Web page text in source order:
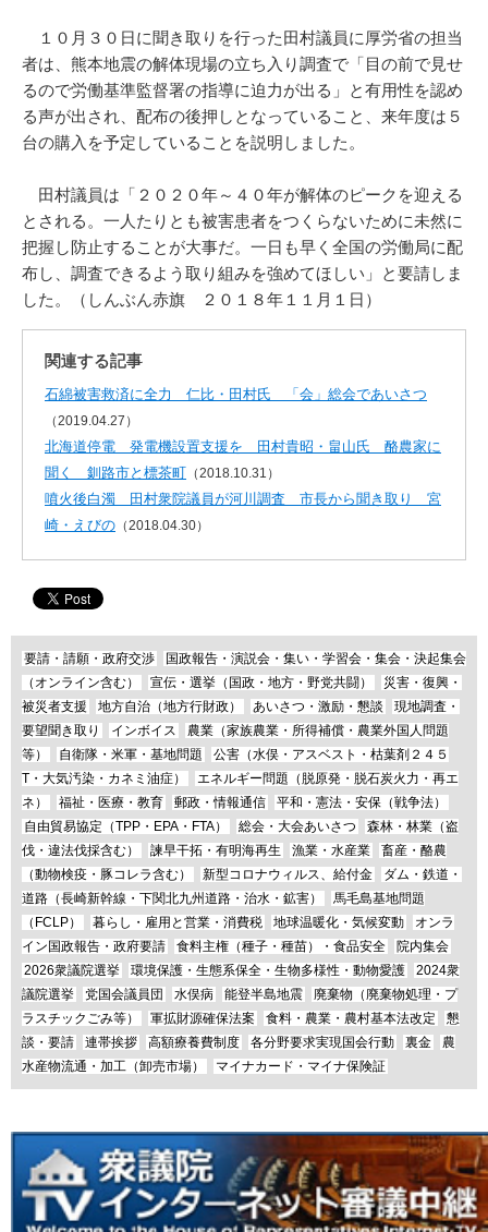
１０月３０日に聞き取りを行った田村議員に厚労省の担当
者は、熊本地震の解体現場の立ち入り調査で「目の前で見せ
るので労働基準監督署の指導に迫力が出る」と有用性を認め
る声が出され、配布の後押しとなっていること、来年度は５
台の購入を予定していることを説明しました。
田村議員は「２０２０年～４０年が解体のピークを迎える
とされる。一人たりとも被害患者をつくらないために未然に
把握し防止することが大事だ。一日も早く全国の労働局に配
布し、調査できるよう取り組みを強めてほしい」と要請しま
した。（しんぶん赤旗 ２０１８年１１月１日）
関連する記事
石綿被害救済に全力 仁比・田村氏 「会」総会であいさつ
（2019.04.27）
北海道停電 発電機設置支援を 田村貴昭・畠山氏 酪農家に
聞く 釧路市と標茶町 （2018.10.31）
噴火後白濁 田村衆院議員が河川調査 市長から聞き取り 宮
崎・えびの （2018.04.30）
要請・請願・政府交渉
国政報告・演説会・集い・学習会・集会・決起集会
（オンライン含む）
宣伝・選挙（国政・地方・野党共闘）
災害・復興・
被災者支援
地方自治（地方行財政） あいさつ・激励・懇談
現地調査・
要望聞き取り
インボイス
農業（家族農業・所得補償・農業外国人問題
等）
自衛隊・米軍・基地問題
公害（水俣・アスベスト・枯葉剤２４５
T・大気汚染・カネミ油症）
エネルギー問題（脱原発・脱石炭火力・再エ
ネ）
福祉・医療・教育 郵政・情報通信
平和・憲法・安保（戦争法）
自由貿易協定（TPP・EPA・FTA）
総会・大会あいさつ
森林・林業（盗
伐・違法伐採含む）
諫早干拓・有明海再生 漁業・水産業
畜産・酪農
（動物検疫・豚コレラ含む）
新型コロナウィルス、給付金
ダム・鉄道・
道路（長崎新幹線・下関北九州道路・治水・鉱害）
馬毛島基地問題
（FCLP）
暮らし・雇用と営業・消費税 地球温暖化・気候変動
オンラ
イン国政報告・政府要請
食料主権（種子・種苗）・食品安全
院内集会
2026衆議院選挙
環境保護・生態系保全・生物多様性・動物愛護
2024衆
議院選挙
党国会議員団 水俣病 能登半島地震
廃棄物（廃棄物処理・プ
ラスチックごみ等）
軍拡財源確保法案 食料・農業・農村基本法改定
懇
談・要請
連帯挨拶 高額療養費制度 各分野要求実現国会行動 裏金
農
水産物流通・加工（卸売市場）
マイナカード・マイナ保険証